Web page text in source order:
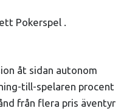
Pokerspel .
åt sidan autonom
till-spelaren procent
från flera pris äventyr